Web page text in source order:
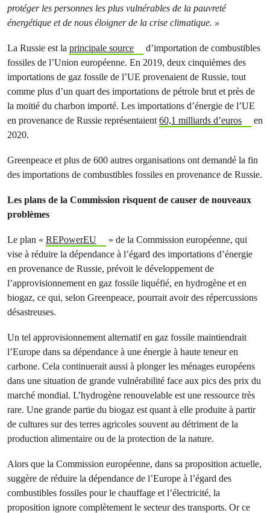
protéger les personnes les plus vulnérables de la pauvreté
énergétique et de nous éloigner de la crise climatique. »
La Russie est la principale source
d’importation de combustibles
fossiles de l’Union européenne. En 2019, deux cinquièmes des
importations de gaz fossile de l’UE provenaient de Russie, tout
comme plus d’un quart des importations de pétrole brut et près de
la moitié du charbon importé. Les importations d’énergie de l’UE
en provenance de Russie représentaient60,1 milliards d’euros
en
2020.
Greenpeace et plus de 600 autres organisations ont demandé la fin
des importations de combustibles fossiles en provenance de Russie.
Les plans de la Commission risquent de causer de nouveaux
problèmes
Le plan « REPowerEU
» de la Commission européenne, qui
vise à réduire la dépendance à l’égard des importations d’énergie
en provenance de Russie, prévoit le développement de
l’approvisionnement en gaz fossile liquéfié, en hydrogène et en
biogaz, ce qui, selon Greenpeace, pourrait avoir des répercussions
désastreuses.
Un tel approvisionnement alternatif en gaz fossile maintiendrait
l’Europe dans sa dépendance à une énergie à haute teneur en
carbone. Cela continuerait aussi à plonger les ménages européens
dans une situation de grande vulnérabilité face aux pics des prix du
marché mondial. L’hydrogène renouvelable est une ressource très
rare. Une grande partie du biogaz est quant à elle produite à partir
de cultures sur des terres agricoles souvent au détriment de la
production alimentaire ou de la protection de la nature.
Alors que la Commission européenne, dans sa proposition actuelle,
suggère de réduire la dépendance de l’Europe à l’égard des
combustibles fossiles pour le chauffage et l’électricité, la
proposition ignore complètement le secteur des transports. Or ce